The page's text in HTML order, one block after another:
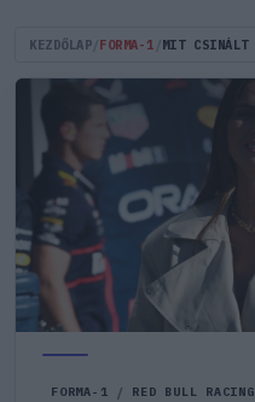
KEZDŐLAP FORMA-1
FORMA-1 / RED BULL RACING